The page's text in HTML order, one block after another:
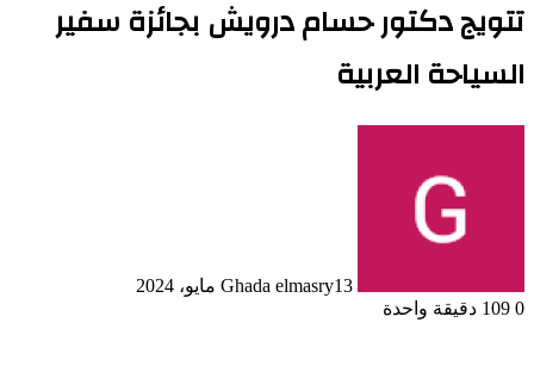
تتويج دكتور حسام درويش بجائزة سفير
السياحة العربية
Ghada elmasry13 مايو، 2024
0
دقيقة واحدة